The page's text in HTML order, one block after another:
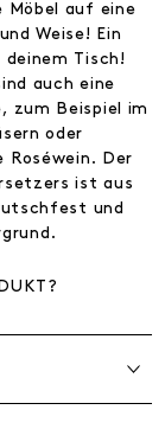
Möbel auf eine
Weise! Ein
Tisch!
auch eine
zum Beispiel im
oder
Roséwein. Der
ist aus
und